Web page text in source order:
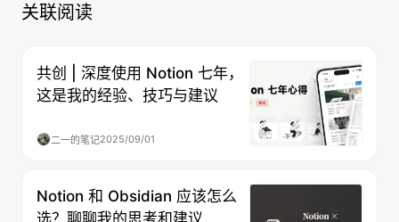
关联阅读
共创 | 深度使用 Notion 七年，
这是我的经验、技巧与建议
二一的笔记2025/09/01
Notion 和 Obsidian 应该怎么
选？聊聊我的思考和建议